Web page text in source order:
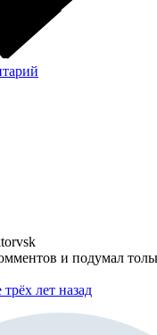
и подумал
трёх лет назад